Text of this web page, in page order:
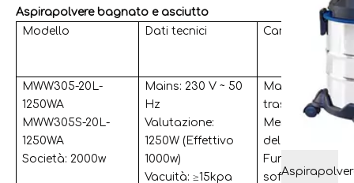
Aspirapolvere bagnato e asciutto
Modello
Dati tecnici Caratteristica
MWW305-20L-
1250WA
MWW305S-20L-
1250WA
Società: 2000w
Mains: 230 V ~ 50
Hz
Valutazione:
1250W (Effettivo
1000w)
Vacuità: ≥15kpa
Manico di
trasporto
del cavo
Funzione di
soffiaggio